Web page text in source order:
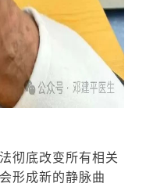
彻底改变所有相关
形成新的静脉曲